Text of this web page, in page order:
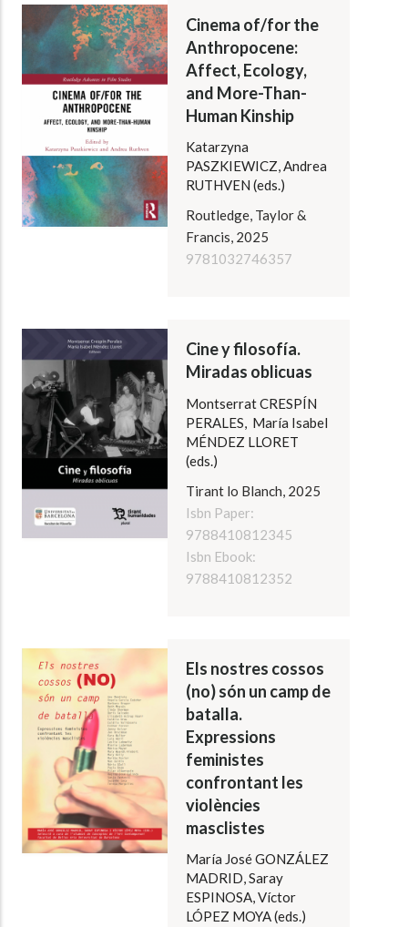
Cinema of/for the
Anthropocene:
Affect, Ecology,
and More-Than-
Human Kinship
Katarzyna
PASZKIEWICZ, Andrea
RUTHVEN (eds.)
Routledge, Taylor &
Francis, 2025
9781032746357
Cine y filosofía.
Miradas oblicuas
Montserrat CRESPÍN
PERALES, María Isabel
MÉNDEZ LLORET
(eds.)
Tirant lo Blanch, 2025
Isbn Paper:
9788410812345
Isbn Ebook:
9788410812352
Els nostres cossos
(no) són un camp de
batalla.
Expressions
feministes
confrontant les
violències
masclistes
María José GONZÁLEZ
MADRID, Saray
ESPINOSA, Víctor
LÓPEZ MOYA (eds.)